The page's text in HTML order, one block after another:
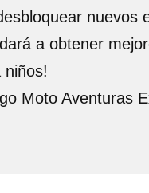
a obtener
niños!
Moto Aventuras